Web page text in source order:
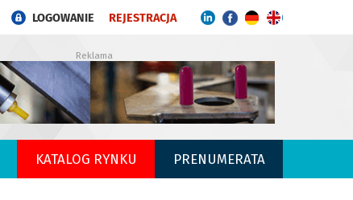
LOGOWANIE REJESTRACJA
Reklama
KATALOG RYNKU PRENUMERATA